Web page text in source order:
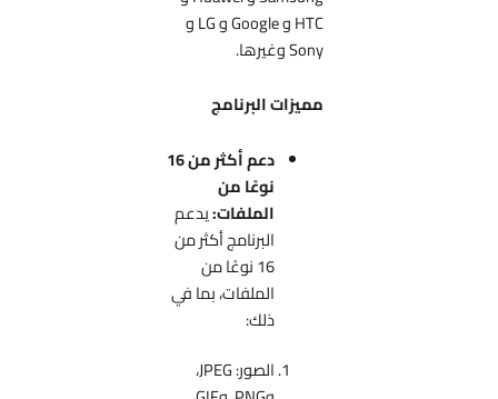
HTC و Google و LG و
Sony وغيرها.
مميزات البرنامج
دعم أكثر من 16
نوعًا من
الملفات:يدعم
البرنامج أكثر من
16 نوعًا من
الملفات، بما في
ذلك:
الصور: JPEG،